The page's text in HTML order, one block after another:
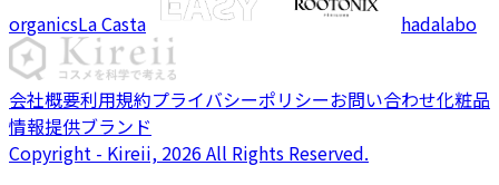
organicsLa Casta hadalabo
会社概要利用規約プライバシーポリシーお問い合わせ化粧品
情報提供ブランド
Copyright - Kireii, 2026 All Rights Reserved.